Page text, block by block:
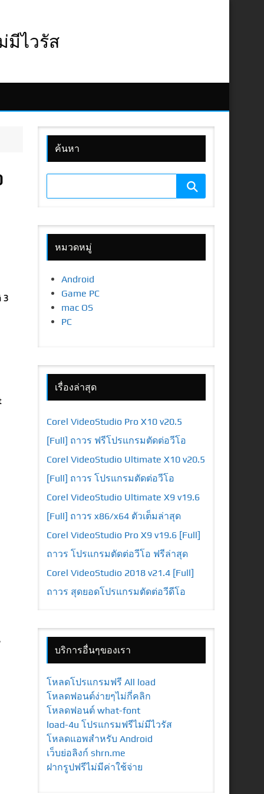
มีไวรัส
3
ค้นหา
หมวดหมู่
Android
Game PC
mac OS
PC
เรื่องล่าสุด
Corel VideoStudio Pro X10 v20.5
[Full] ถาวร ฟรีโปรแกรมตัดต่อวีโอ
Corel VideoStudio Ultimate X10 v20.5
[Full] ถาวร โปรแกรมตัดต่อวีโอ
Corel VideoStudio Ultimate X9 v19.6
[Full] ถาวร x86/x64 ตัวเต็มล่าสุด
Corel VideoStudio Pro X9 v19.6 [Full]
ถาวร โปรแกรมตัดต่อวีโอ ฟรีล่าสุด
Corel VideoStudio 2018 v21.4 [Full]
ถาวร สุดยอดโปรแกรมตัดต่อวีดีโอ
บริการอื่นๆของเรา
โหลดโปรแกรมฟรี All load
โหลดฟอนต์ง่ายๆไม่กี่คลิก
โหลดฟอนต์ what-font
load-4u โปรแกรมฟรีไม่มีไวรัส
โหลดแอพสำหรับ Android
เว็บย่อลิงก์ shrn.me
ฝากรูปฟรีไม่มีค่าใช้จ่าย